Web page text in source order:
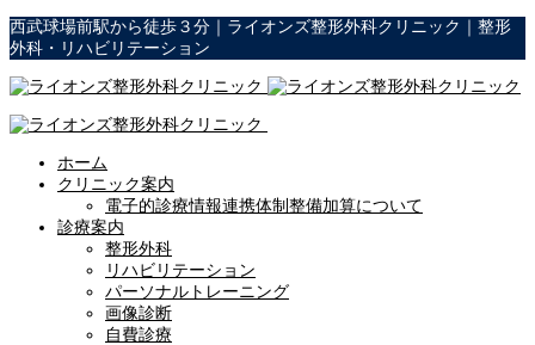
西武球場前駅から徒歩３分｜ライオンズ整形外科クリニック｜整形
外科・リハビリテーション
ホーム
クリニック案内
電子的診療情報連携体制整備加算について
診療案内
整形外科
リハビリテーション
パーソナルトレーニング
画像診断
自費診療